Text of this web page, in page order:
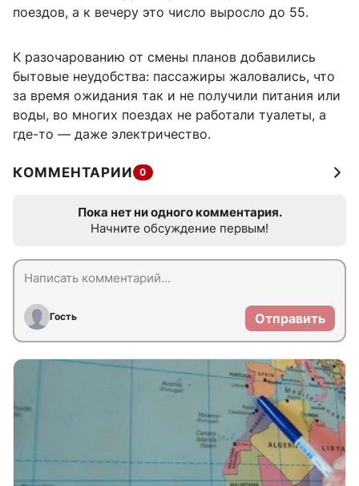
поездов, а к вечеру это число выросло до 55.
К разочарованию от смены планов добавились
бытовые неудобства: пассажиры жаловались, что
за время ожидания так и не получили питания или
воды, во многих поездах не работали туалеты, а
где-то — даже электричество.
КОММЕНТАРИИ 0
Пока нет ни одного комментария.
Начните обсуждение первым!
Гость Отправить